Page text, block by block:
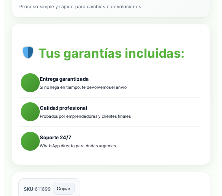
Proceso simple y rápido para cambios o devoluciones.
Tus garantías incluidas:
Entrega garantizada
Si no llega en tiempo, te devolvemos el envío
Calidad profesional
Probados por emprendedores y clientes finales
Soporte 24/7
WhatsApp directo para dudas urgentes
SKU:611699- Copiar